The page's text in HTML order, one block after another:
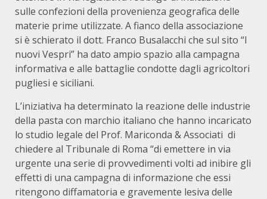
sulle confezioni della provenienza geografica delle
materie prime utilizzate. A fianco della associazione
si è schierato il dott. Franco Busalacchi che sul sito “I
nuovi Vespri” ha dato ampio spazio alla campagna
informativa e alle battaglie condotte dagli agricoltori
pugliesi e siciliani.
L’iniziativa ha determinato la reazione delle industrie
della pasta con marchio italiano che hanno incaricato
lo studio legale del Prof. Mariconda & Associati di
chiedere al Tribunale di Roma “di emettere in via
urgente una serie di provvedimenti volti ad inibire gli
effetti di una campagna di informazione che essi
ritengono diffamatoria e gravemente lesiva delle